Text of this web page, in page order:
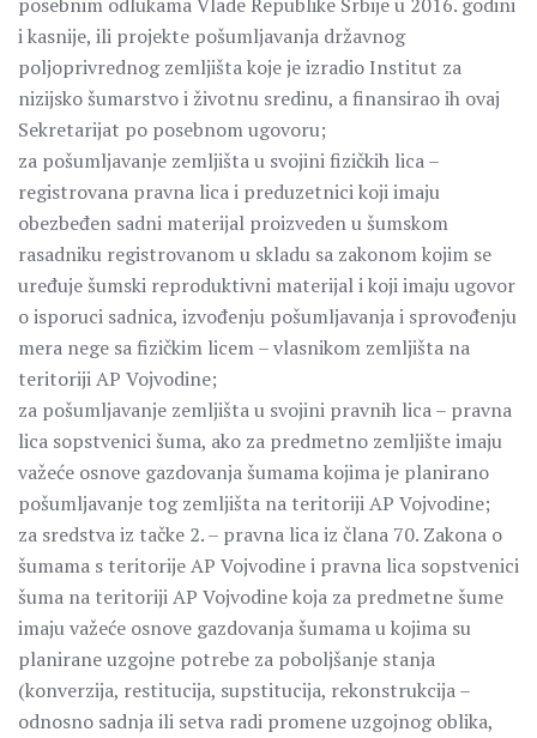
i kasnije, ili projekte pošumljavanja državnog
poljoprivrednog zemljišta koje je izradio Institut za
nizijsko šumarstvo i životnu sredinu, a finansirao ih ovaj
Sekretarijat po posebnom ugovoru;
za pošumljavanje zemljišta u svojini fizičkih lica –
registrovana pravna lica i preduzetnici koji imaju
obezbeđen sadni materijal proizveden u šumskom
rasadniku registrovanom u skladu sa zakonom kojim se
uređuje šumski reproduktivni materijal i koji imaju ugovor
o isporuci sadnica, izvođenju pošumljavanja i sprovođenju
mera nege sa fizičkim licem – vlasnikom zemljišta na
teritoriji AP Vojvodine;
za pošumljavanje zemljišta u svojini pravnih lica – pravna
lica sopstvenici šuma, ako za predmetno zemljište imaju
važeće osnove gazdovanja šumama kojima je planirano
pošumljavanje tog zemljišta na teritoriji AP Vojvodine;
za sredstva iz tačke 2. – pravna lica iz člana 70. Zakona o
šumama s teritorije AP Vojvodine i pravna lica sopstvenici
šuma na teritoriji AP Vojvodine koja za predmetne šume
imaju važeće osnove gazdovanja šumama u kojima su
planirane uzgojne potrebe za poboljšanje stanja
(konverzija, restitucija, supstitucija, rekonstrukcija –
odnosno sadnja ili setva radi promene uzgojnog oblika,